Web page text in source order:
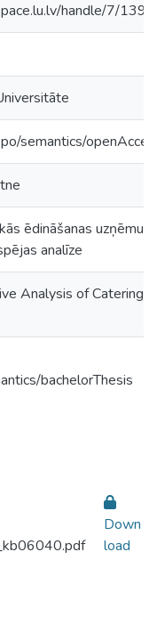
handle/7/
semantics/
ēdināšanas
analīze
Analysis of Catering
bachelorThesis
Down
load